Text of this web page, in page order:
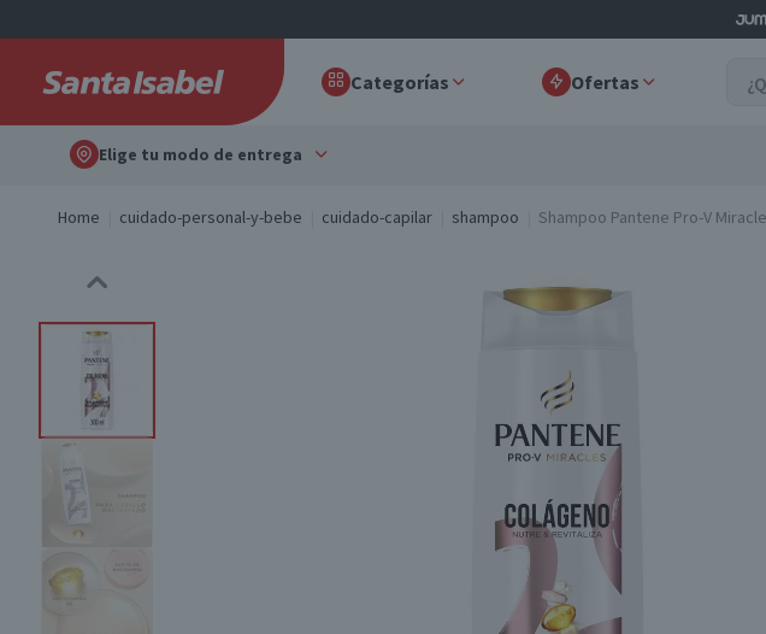
Categorías Ofertas
Elige tu modo de entrega
Home cuidado-personal-y-bebe cuidado-capilar shampoo Shampoo Pantene Pro-V